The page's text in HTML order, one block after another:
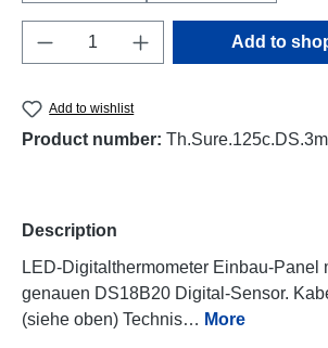
Product Quantity: Enter the
Add to
Add to wishlist
Product number:
Description
LED-Digitalthermometer Einbau-Panel
genauen DS18B20 Digital-Sensor.
(siehe oben) Technis… More